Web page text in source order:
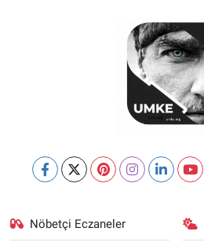
Nöbetçi Eczaneler